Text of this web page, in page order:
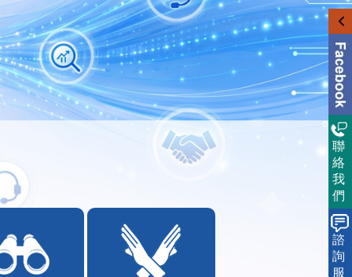
聯
絡
我
們
諮
詢
服